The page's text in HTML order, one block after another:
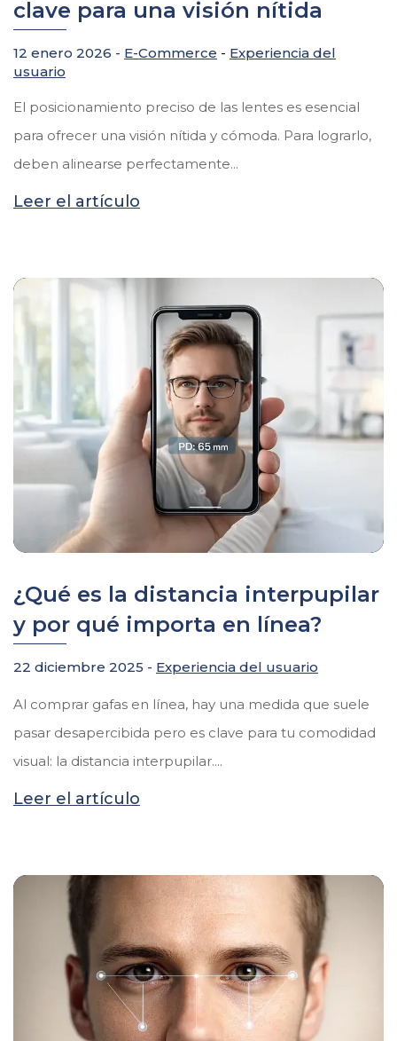
clave para una visión nítida
12 enero 2026 - E-Commerce - Experiencia del
usuario
El posicionamiento preciso de las lentes es esencial
para ofrecer una visión nítida y cómoda. Para lograrlo,
deben alinearse perfectamente...
Leer el artículo
¿Qué es la distancia interpupilar
y por qué importa en línea?
22 diciembre 2025 - Experiencia del usuario
Al comprar gafas en línea, hay una medida que suele
pasar desapercibida pero es clave para tu comodidad
visual: la distancia interpupilar....
Leer el artículo